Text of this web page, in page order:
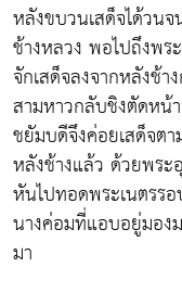
หลังขบวนเสด็จได้วน
ช้างหลวง พอไปถึงพ
จักเสด็จลงจากหลังช้
สามหาวกลับชิงตัดหน้
ชยัมบดีจึงค่อยเสด็จต
หลังช้างแล้ว ด้วยพร
หันไปทอดพระเนตรร
นางค่อมที่แอบอยู่มอง
มา